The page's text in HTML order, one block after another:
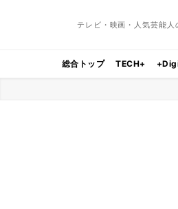
テレビ・映画・人気芸能人
総合トップ TECH+